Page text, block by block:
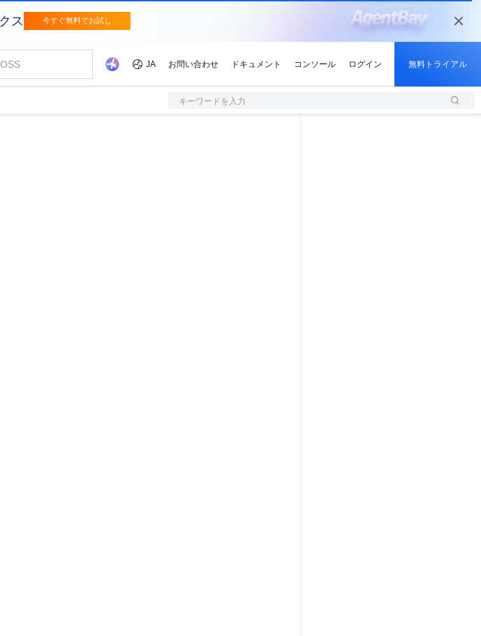
キーワードを入力